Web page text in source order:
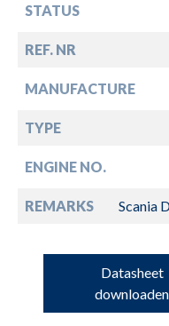
STATUS
REF. NR
MANUFACTURE
TYPE
ENGINE NO.
REMARKS Scania
Datasheet
downloaden